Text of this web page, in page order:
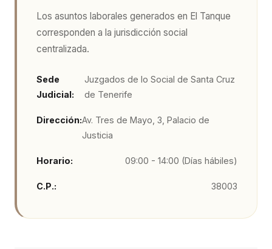
Los asuntos laborales generados en El Tanque
corresponden a la jurisdicción social
centralizada.
Sede
Judicial:
Juzgados de lo Social de Santa Cruz
de Tenerife
Dirección:Av. Tres de Mayo, 3, Palacio de
Justicia
Horario: 09:00 - 14:00 (Días hábiles)
C.P.: 38003